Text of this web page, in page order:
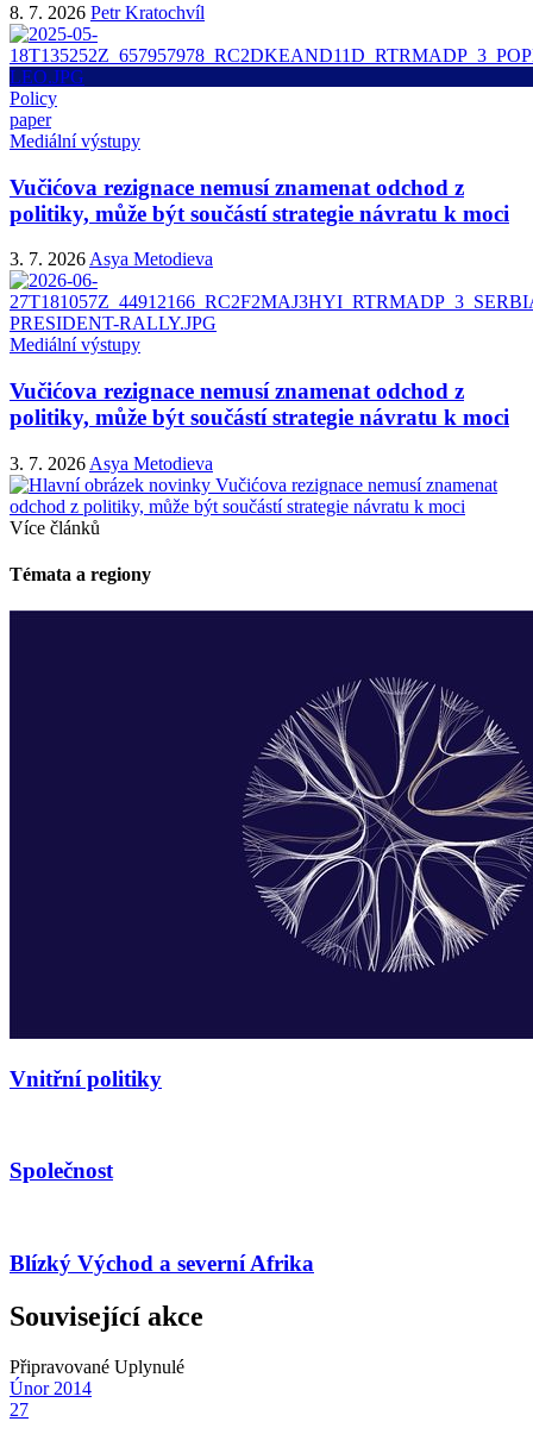
8. 7. 2026 Petr Kratochvíl
Policy
paper
Mediální výstupy
Vučićova rezignace nemusí znamenat odchod z
politiky, může být součástí strategie návratu k moci
3. 7. 2026 Asya Metodieva
Mediální výstupy
Vučićova rezignace nemusí znamenat odchod z
politiky, může být součástí strategie návratu k moci
3. 7. 2026 Asya Metodieva
Více článků
Témata a regiony
Vnitřní politiky
Společnost
Blízký Východ a severní Afrika
Související akce
Připravované Uplynulé
Únor 2014
27